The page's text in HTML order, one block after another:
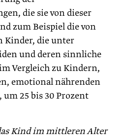
die sie von dieser
zum Beispiel die von
Kinder, die unter
und deren sinnliche
Vergleich zu Kindern,
emotional nährenden
25 bis 30 Prozent
Kind im mittleren Alter